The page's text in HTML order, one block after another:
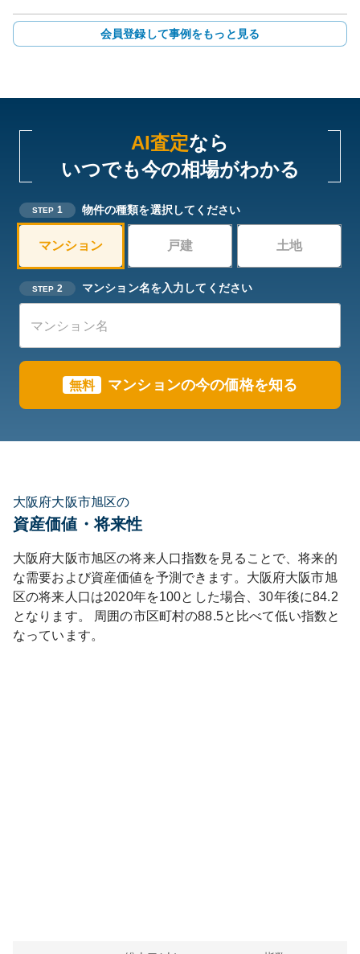
会員登録して事例をもっと見る
AI査定なら
いつでも今の相場がわかる
STEP 1 物件の種類を選択してください
マンション 戸建 土地
STEP 2 マンション名を入力してください
無料 マンションの今の価格を知る
大阪府大阪市旭区の
資産価値・将来性
大阪府大阪市旭区の将来人口指数を見ることで、将来的
な需要および資産価値を予測できます。 大阪府大阪市旭
区の将来人口は2020年を100とした場合、30年後に84.2
となります。
周囲の市区町村の88.5と比べて低い指数と
なっています。